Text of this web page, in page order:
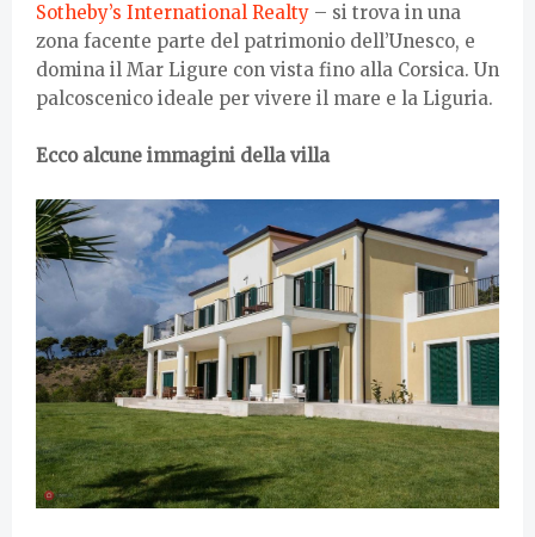
Sotheby’s International Realty – si trova in una
zona facente parte del patrimonio dell’Unesco, e
domina il Mar Ligure con vista fino alla Corsica. Un
palcoscenico ideale per vivere il mare e la Liguria.
Ecco alcune immagini della villa